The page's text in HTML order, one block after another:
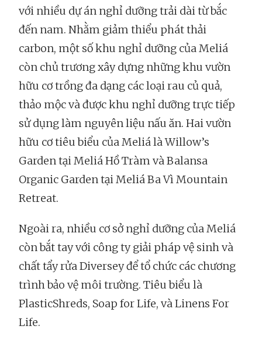
với nhiều dự án nghỉ dưỡng trải dài từ bắc
đến nam. Nhằm giảm thiểu phát thải
carbon, một số khu nghỉ dưỡng của Meliá
còn chủ trương xây dựng những khu vườn
hữu cơ trồng đa dạng các loại rau củ quả,
thảo mộc và được khu nghỉ dưỡng trực tiếp
sử dụng làm nguyên liệu nấu ăn. Hai vườn
hữu cơ tiêu biểu của Meliá là Willow’s
Garden tại Meliá Hồ Tràm và Balansa
Organic Garden tại Meliá Ba Vì Mountain
Retreat.
Ngoài ra, nhiều cơ sở nghỉ dưỡng của Meliá
còn bắt tay với công ty giải pháp vệ sinh và
chất tẩy rửa Diversey để tổ chức các chương
trình bảo vệ môi trường. Tiêu biểu là
PlasticShreds, Soap for Life, và Linens For
Life.